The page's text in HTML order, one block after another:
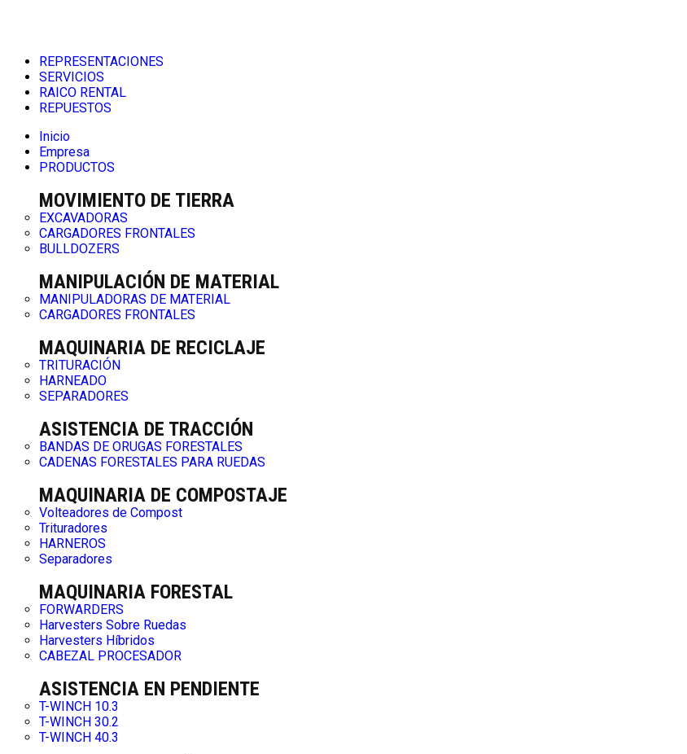
REPRESENTACIONES
SERVICIOS
RAICO RENTAL
REPUESTOS
Inicio
Empresa
PRODUCTOS
MOVIMIENTO DE TIERRA
EXCAVADORAS
CARGADORES FRONTALES
BULLDOZERS
MANIPULACIÓN DE MATERIAL
MANIPULADORAS DE MATERIAL
CARGADORES FRONTALES
MAQUINARIA DE RECICLAJE
TRITURACIÓN
HARNEADO
SEPARADORES
ASISTENCIA DE TRACCIÓN
BANDAS DE ORUGAS FORESTALES
CADENAS FORESTALES PARA RUEDAS
MAQUINARIA DE COMPOSTAJE
Volteadores de Compost
Trituradores
HARNEROS
Separadores
MAQUINARIA FORESTAL
FORWARDERS
Harvesters Sobre Ruedas
Harvesters Híbridos
CABEZAL PROCESADOR
ASISTENCIA EN PENDIENTE
T-WINCH 10.3
T-WINCH 30.2
T-WINCH 40.3